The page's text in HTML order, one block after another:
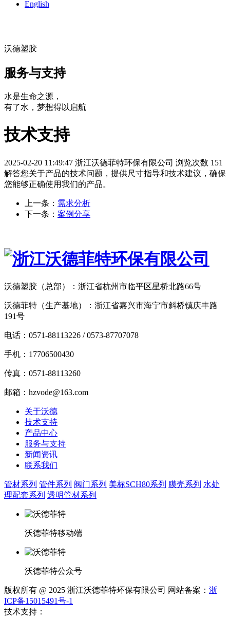
English
沃德塑胶
服务与支持
水是生命之源，
有了水，梦想得以启航
技术支持
2025-02-20 11:49:47 浙江沃德菲特环保有限公司 浏览次数 151
解答您关于产品的技术问题，提供尺寸指导和技术建议，确保
您能够正确使用我们的产品。
上一条： 需求分析
下一条： 案例分享
沃德塑胶（总部）：浙江省杭州市临平区星桥北路66号
沃德菲特（生产基地）：浙江省嘉兴市海宁市斜桥镇庆丰路
191号
电话：0571-88113226 / 0573-87707078
手机：17706500430
传真：0571-88113260
邮箱：hzvode@163.com
关于沃德
技术支持
产品中心
服务与支持
新闻资讯
联系我们
管材系列 管件系列 阀门系列 美标SCH80系列 膜壳系列 水处
理配套系列 透明管材系列
沃德菲特移动端
沃德菲特公众号
版权所有 @ 2025 浙江沃德菲特环保有限公司 网站备案： 浙
ICP备15015491号-1
技术支持：